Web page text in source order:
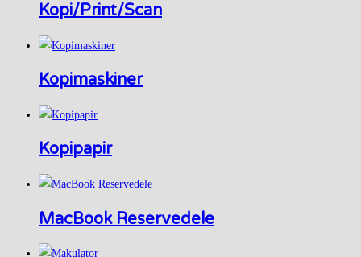
Kopi/Print/Scan
Kopimaskiner
Kopipapir
MacBook Reservedele